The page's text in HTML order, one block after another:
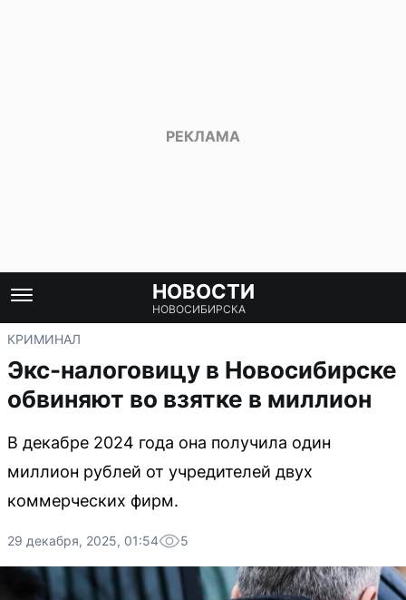
НОВОСТИ
НОВОСИБИРСКА
КРИМИНАЛ
Экс-налоговицу в Новосибирске
обвиняют во взятке в миллион
В декабре 2024 года она получила один
миллион рублей от учредителей двух
коммерческих фирм.
29 декабря, 2025, 01:54 5